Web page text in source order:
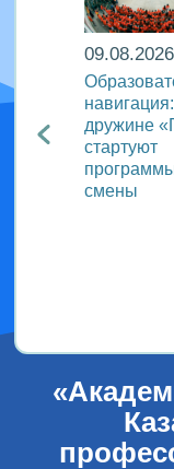
09.08.2026
дружине
стартуют
смены